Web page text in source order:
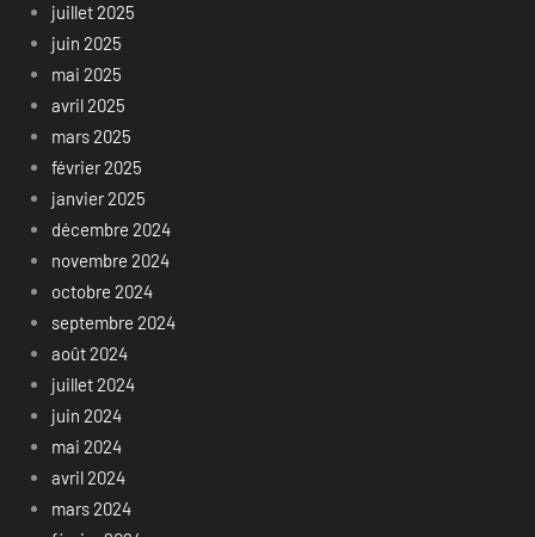
juillet 2025
juin 2025
mai 2025
avril 2025
mars 2025
février 2025
janvier 2025
décembre 2024
novembre 2024
octobre 2024
septembre 2024
août 2024
juillet 2024
juin 2024
mai 2024
avril 2024
mars 2024